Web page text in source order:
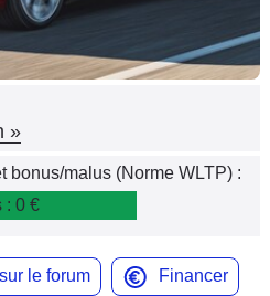
»
bonus/malus (Norme WLTP) :
: 0 €
le forum Financer